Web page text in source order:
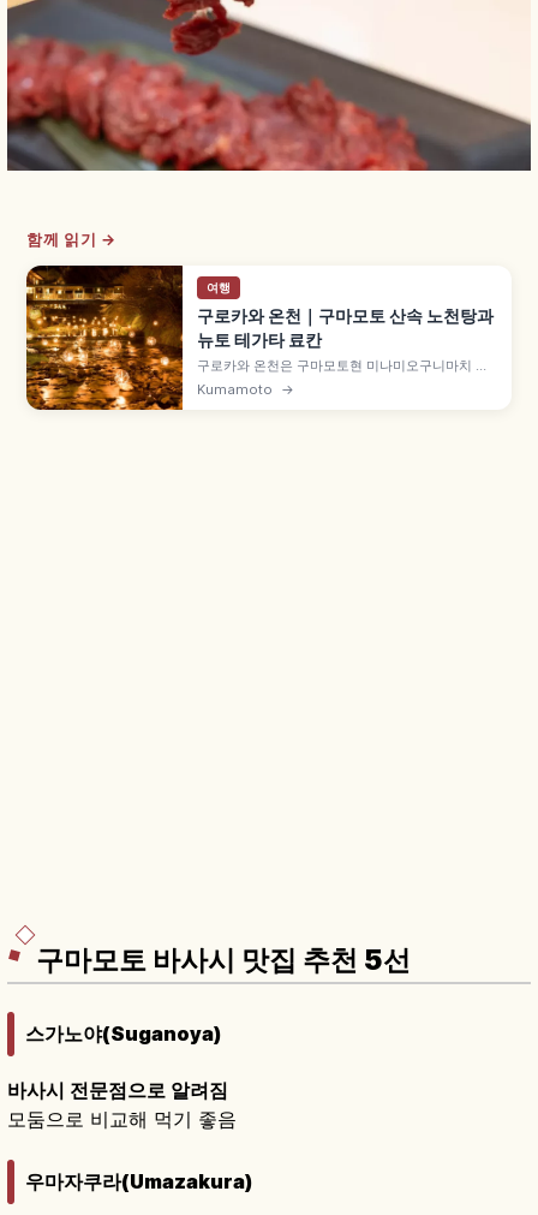
함께 읽기 →
여행
구로카와 온천｜구마모토 산속 노천탕과
뉴토 테가타 료칸
구로카와 온천은 구마모토현 미나미오구니마치 산
간 온천지로, 미쉐린 그린가이드 일본 별 2개로 소
Kumamoto →
구마모토 바사시 맛집 추천 5선
스가노야(Suganoya)
바사시 전문점으로 알려짐
모둠으로 비교해 먹기 좋음
우마자쿠라(Umazakura)